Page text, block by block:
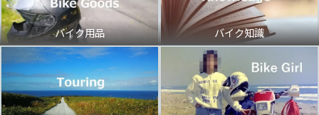
バイク用品 バイク知識